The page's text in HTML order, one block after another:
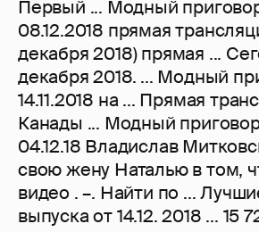
Первый ... Модный
08.12.2018 прямая
декабря 2018) прямая ...
декабря 2018. ... Модный
14.11.2018 на ... Прямая
Канады ... Модный
04.12.18 Владислав
свою жену Наталью в том,
видео . –. Найти по ...
выпуска от 14.12. 2018 ... 15